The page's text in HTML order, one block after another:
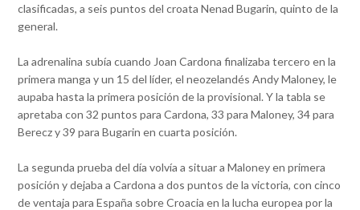
clasificadas, a seis puntos del croata Nenad Bugarin, quinto de la
general.
La adrenalina subía cuando Joan Cardona finalizaba tercero en la
primera manga y un 15 del líder, el neozelandés Andy Maloney, le
aupaba hasta la primera posición de la provisional. Y la tabla se
apretaba con 32 puntos para Cardona, 33 para Maloney, 34 para
Berecz y 39 para Bugarin en cuarta posición.
La segunda prueba del día volvía a situar a Maloney en primera
posición y dejaba a Cardona a dos puntos de la victoria, con cinco
de ventaja para España sobre Croacia en la lucha europea por la